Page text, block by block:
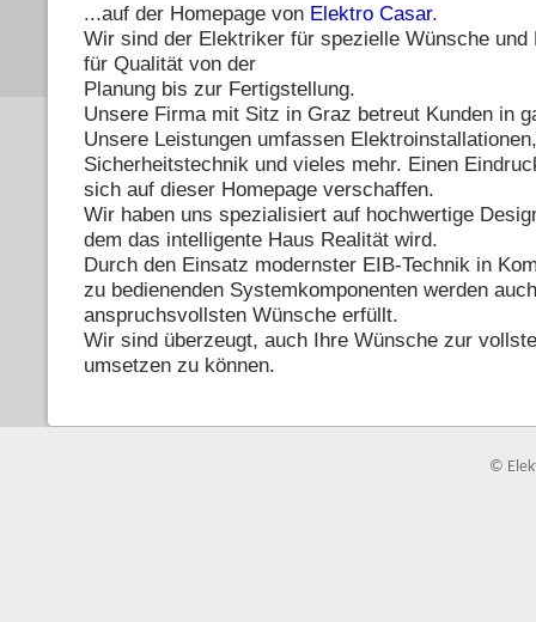
...auf der Homepage von Elektro Casar.
Wir sind der Elektriker für spezielle Wünsche und
für Qualität von der
Planung bis zur Fertigstellung.
Unsere Firma mit Sitz in Graz betreut Kunden in
Unsere Leistungen umfassen
Sicherheitstechnik und vieles mehr. Einen
sich auf dieser Homepage verschaffen.
Wir haben uns spezialisiert auf hochwertige
dem das intelligente Haus Realität wird.
Durch den Einsatz modernster EIB-Technik in
zu bedienenden Systemkomponenten werden
anspruchsvollsten Wünsche erfüllt.
Wir sind überzeugt, auch Ihre Wünsche zur
umsetzen zu können.
©